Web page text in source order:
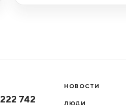
222 742
НОВОСТИ
ЛЮДИ